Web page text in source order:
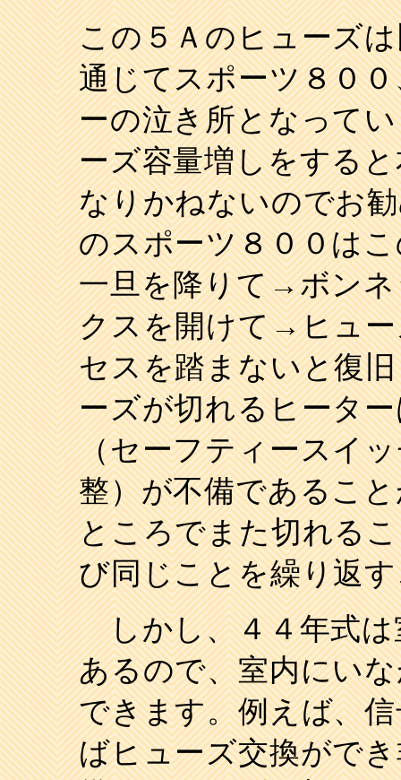
この５Ａのヒューズ
通じてスポーツ８０
ーの泣き所となって
ーズ容量増しをする
なりかねないのでお
のスポーツ８００は
一旦を降りて→ボン
クスを開けて→ヒュ
セスを踏まないと復
ーズが切れるヒータ
（セーフティースイ
整）が不備であるこ
ところでまた切れる
び同じことを繰り返
しかし、４４年式は
あるので、室内にい
できます。例えば、
ばヒューズ交換がで